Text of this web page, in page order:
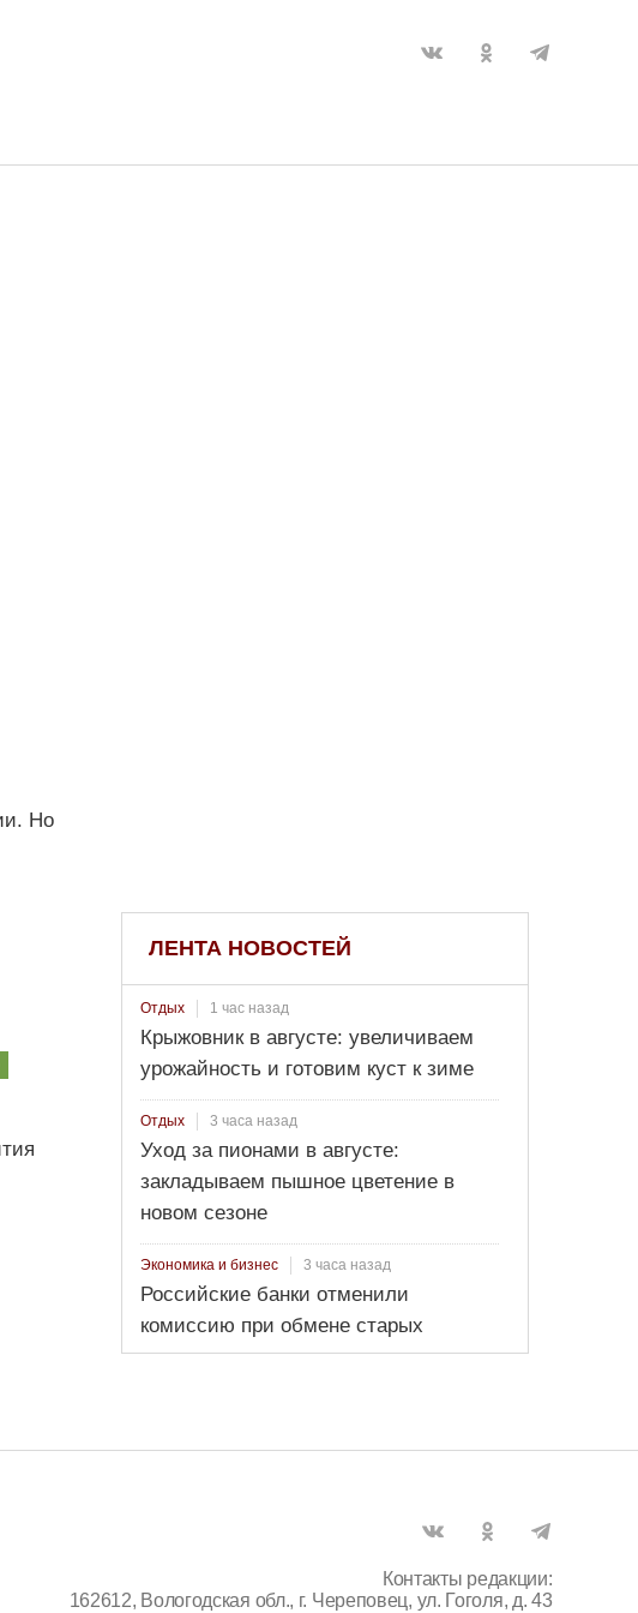
Но
ЛЕНТА НОВОСТЕЙ
Отдых 1 час назад
Крыжовник в августе: увеличиваем
урожайность и готовим куст к зиме
Отдых 3 часа назад
Уход за пионами в августе:
закладываем пышное цветение в
новом сезоне
Экономика и бизнес 3 часа назад
Российские банки отменили
комиссию при обмене старых
долларов
Контакты редакции:
162612, Вологодская обл., г. Череповец, ул. Гоголя, д. 43